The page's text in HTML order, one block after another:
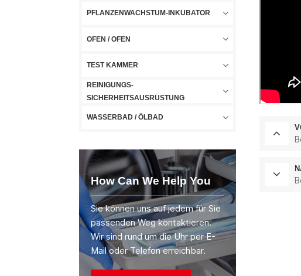
PFLANZENWACHSTUM-INKUBATOR
OFEN / OFEN
TEST KAMMER
REINIGUNGS-
SICHERHEITSAUSRÜSTUNG
WASSERBAD / ÖLBAD
How Can We Help You
Sie können uns auf jedem für Sie
passenden Weg kontaktieren.
Wir sind rund um die Uhr per E-
Mail oder Telefon erreichbar.